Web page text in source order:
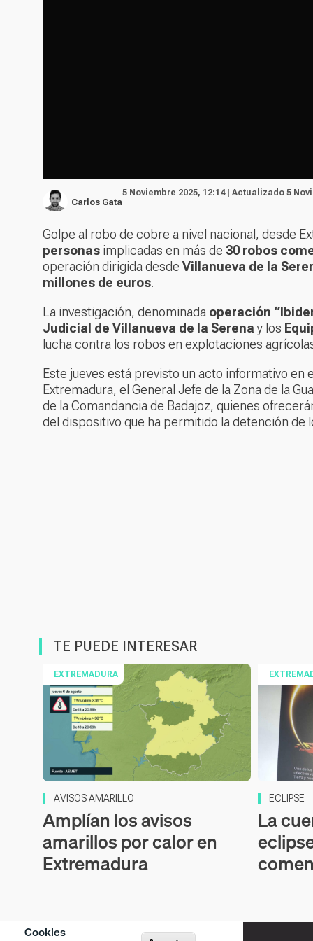
Cookies
Carlos Gata
5 Noviembre 2025, 12:14 | Actualizado 5
Golpe al robo de cobre a nivel nacional, desde
personas implicadas en más de 30 robos
operación dirigida desde Villanueva de la
millones de euros.
La investigación, denominada operación
Judicial de Villanueva de la Serenay los
lucha contra los robos en explotaciones
Este jueves está previsto un acto informativo
Extremadura, el General Jefe de la Zona de la
de la Comandancia de Badajoz, quienes
del dispositivo que ha permitido la detención de
TE PUEDE INTERESAR
EXTREMADURA
AVISOS AMARILLO
Amplían los avisos
amarillos por calor en
Extremadura
ECLIPSE
La